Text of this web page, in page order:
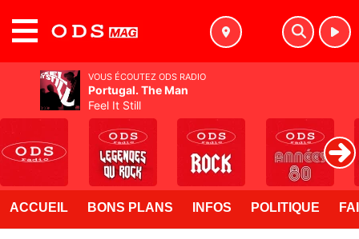
ACCUEIL BONS PLANS INFOS POLITIQUE
VOUS ÉCOUTEZ ODS RADIO
Portugal. The Man
Feel It Still